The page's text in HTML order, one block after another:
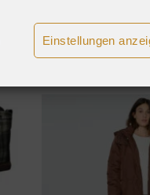
Einstellungen
Bei Groundies